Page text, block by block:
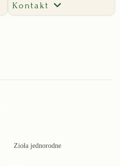
Kontakt
Zioła jednorodne